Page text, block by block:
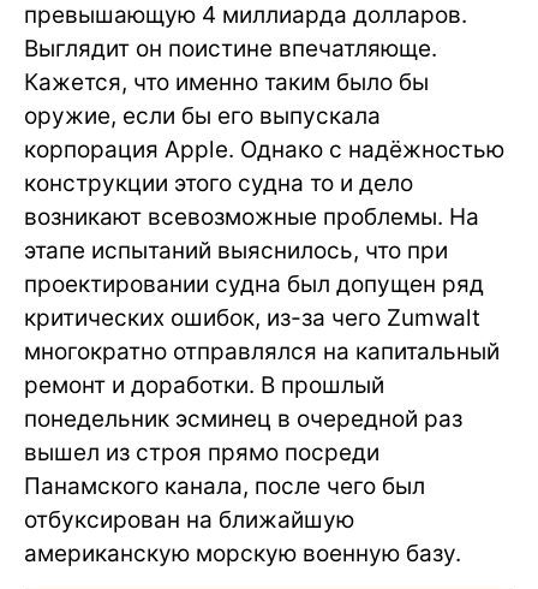
превышающую 4 миллиарда долларов.
Выглядит он поистине впечатляюще.
Кажется, что именно таким было бы
оружие, если бы его выпускала
корпорация Apple. Однако с надёжностью
конструкции этого судна то и дело
возникают всевозможные проблемы. На
этапе испытаний выяснилось, что при
проектировании судна был допущен ряд
критических ошибок, из-за чего Zumwalt
многократно отправлялся на капитальный
ремонт и доработки. В прошлый
понедельник эсминец в очередной раз
вышел из строя прямо посреди
Панамского канала, после чего был
отбуксирован на ближайшую
американскую морскую военную базу.